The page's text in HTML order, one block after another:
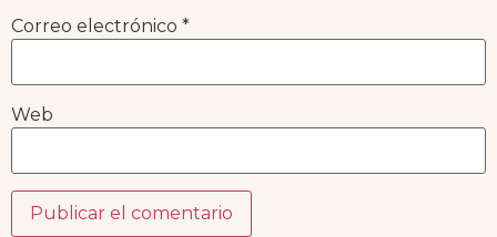
Correo electrónico *
Web